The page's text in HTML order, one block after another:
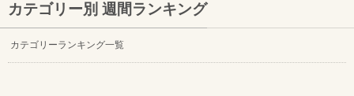
カテゴリー別 週間ランキング
カテゴリーランキング一覧